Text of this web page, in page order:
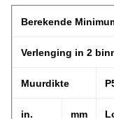
Berekende
Verlenging in 2
Muurdikte
in. mm